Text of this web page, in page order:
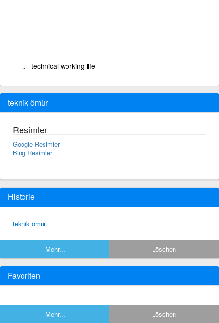
technical working life
teknik ömür
Resimler
Google Resimler
Bing Resimler
Historie
teknik ömür
Mehr... Löschen
Favoriten
Mehr... Löschen